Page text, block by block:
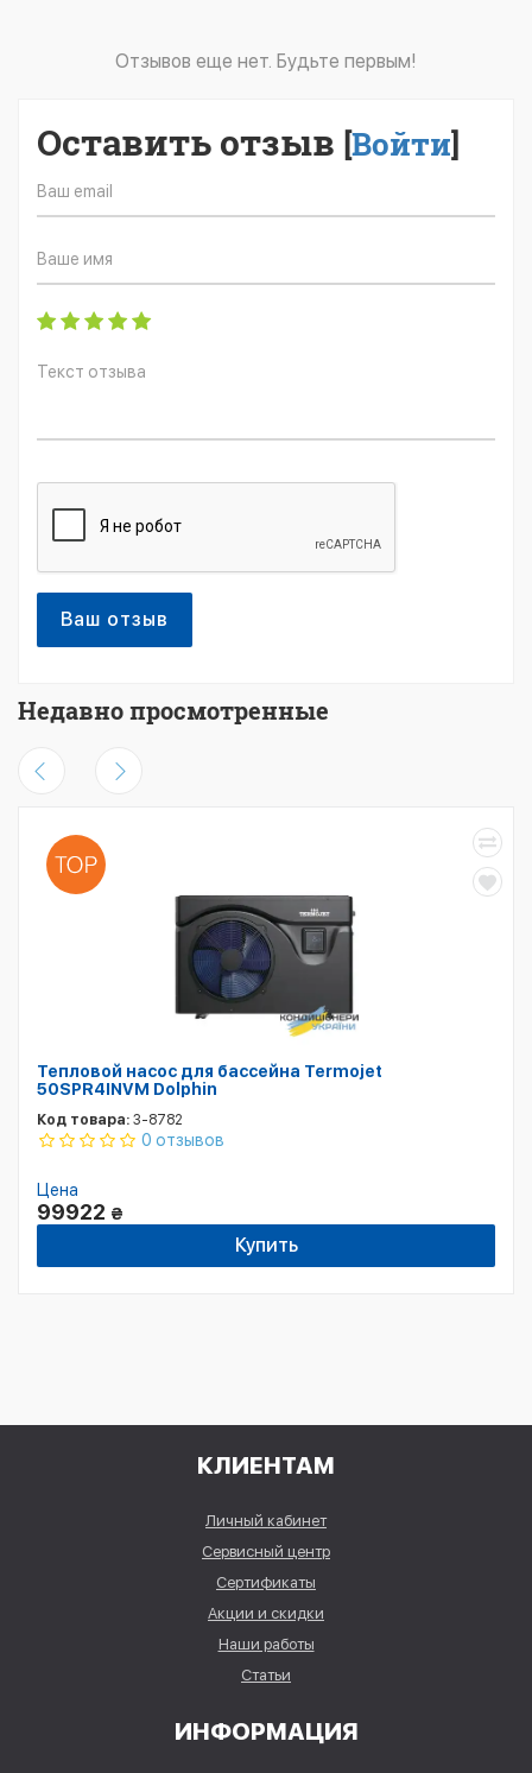
Отзывов еще нет. Будьте первым!
Оставить отзыв [Войти]
Ваш отзыв
Недавно просмотренные
Тепловой насос для бассейна Termojet
50SPR4INVM Dolphin
Код товара: 3-8782
0 отзывов
Цена
99922 ₴
Купить
КЛИЕНТАМ
Личный кабинет
Сервисный центр
Сертификаты
Акции и скидки
Наши работы
Статьи
ИНФОРМАЦИЯ